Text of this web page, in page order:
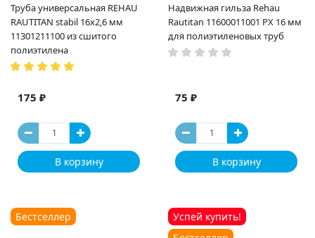
Труба универсальная REHAU
RAUTITAN stabil 16х2,6 мм
11301211100 из сшитого
полиэтилена
175 ₽
В корзину
Надвижная гильза Rehau
Rautitan 11600011001 PX 16 мм
для полиэтиленовых труб
75 ₽
В корзину
Бестселлер
Успей купить!